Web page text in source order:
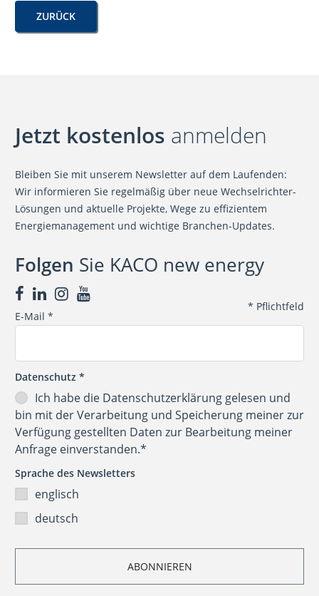
ZURÜCK
Jetzt kostenlos anmelden
Bleiben Sie mit unserem Newsletter auf dem Laufenden:
Wir informieren Sie regelmäßig über neue Wechselrichter-
Lösungen und aktuelle Projekte, Wege zu effizientem
Energiemanagement und wichtige Branchen-Updates.
Folgen Sie KACO new energy
* Pflichtfeld
E-Mail *
Datenschutz *
Ich habe die Datenschutzerklärung gelesen und
bin mit der Verarbeitung und Speicherung meiner zur
Verfügung gestellten Daten zur Bearbeitung meiner
Anfrage einverstanden.*
Sprache des Newsletters
englisch
deutsch